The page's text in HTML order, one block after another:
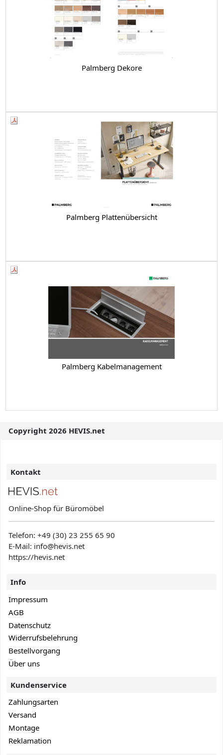
Palmberg Dekore
Palmberg Plattenübersicht
Palmberg Kabelmanagement
Copyright 2026 HEVIS.net
Kontakt
Online-Shop für Büromöbel
Telefon:+49 (30) 23 255 65 90
E-Mail: info@hevis.net
https://hevis.net
Info
Impressum
AGB
Datenschutz
Widerrufsbelehrung
Bestellvorgang
Über uns
Kundenservice
Zahlungsarten
Versand
Montage
Reklamation